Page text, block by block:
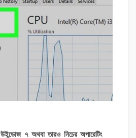
৭ অথবা তারও নিচের অপারেটিং